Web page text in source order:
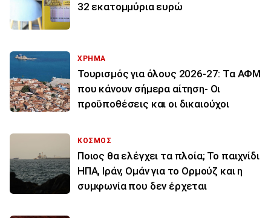
32 εκατoμμύρια ευρώ
ΧΡΗΜΑ
Τουρισμός για όλους 2026-27: Τα ΑΦΜ
που κάνουν σήμερα αίτηση- Οι
προϋποθέσεις και οι δικαιούχοι
ΚΟΣΜΟΣ
Ποιος θα ελέγχει τα πλοία; Το παιχνίδι
ΗΠΑ, Ιράν, Ομάν για το Ορμούζ και η
συμφωνία που δεν έρχεται